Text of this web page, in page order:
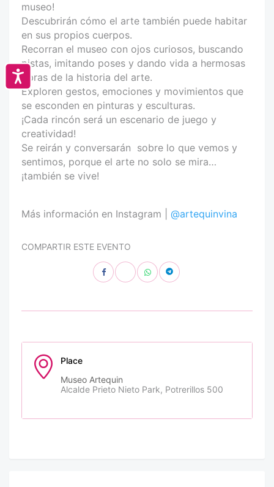
Accesibilidad
museo!
Descubrirán cómo el arte también puede habitar
en sus propios cuerpos.
Recorran el museo con ojos curiosos, buscando
pistas, imitando poses y dando vida a hermosas
obras de la historia del arte.
Exploren gestos, emociones y movimientos que
se esconden en pinturas y esculturas.
¡Cada rincón será un escenario de juego y
creatividad!
Se reirán y conversarán sobre lo que vemos y
sentimos, porque el arte no solo se mira…
¡también se vive!
Más información en Instagram | @artequinvina
COMPARTIR ESTE EVENTO
Place
Museo Artequin
Alcalde Prieto Nieto Park, Potrerillos 500